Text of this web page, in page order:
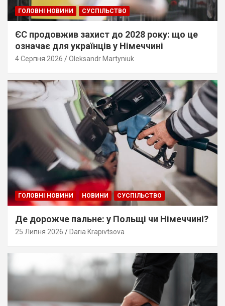
ГОЛОВНІ НОВИНИ СУСПІЛЬСТВО
ЄС продовжив захист до 2028 року: що це
означає для українців у Німеччині
4 Серпня 2026 Oleksandr Martyniuk
ГОЛОВНІ НОВИНИ НОВИНИ СУСПІЛЬСТВО
Де дорожче пальне: у Польщі чи Німеччині?
25 Липня 2026 Daria Krapivtsova